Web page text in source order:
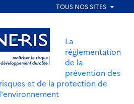
Aller au menu
La
réglementation
de la
prévention des
risques et de la protection de
l'environnement